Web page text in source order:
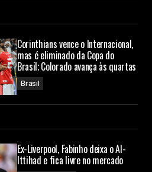
Corinthians vence o Internacional,
mas é eliminado da Copa do
Brasil; Colorado avança às quartas
Brasil
Ex-Liverpool, Fabinho deixa o Al-
Ittihad e fica livre no mercado